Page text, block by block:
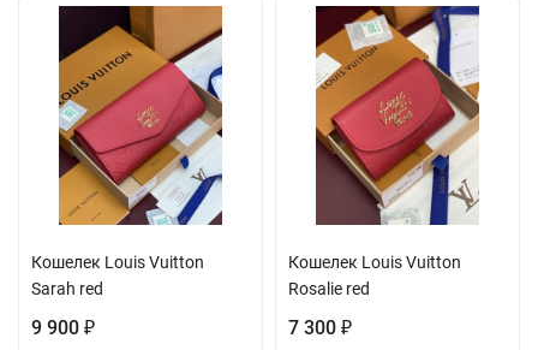
Кошелек Louis Vuitton
Sarah red
9 900 ₽
Кошелек Louis Vuitton
Rosalie red
7 300 ₽